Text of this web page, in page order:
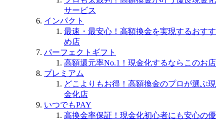
サービス
インパクト
最速・最安心！高額換金を実現するおすす
め店
パーフェクトギフト
高額還元率No.1！現金化するならこのお店
プレミアム
どこよりもお得！高額換金のプロが選ぶ現
金化店
いつでもPAY
高換金率保証！現金化初心者にも安心の優